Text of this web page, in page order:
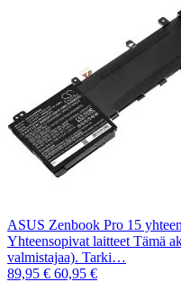
ASUS Zenbook Pro 15
Yhteensopivat laitteet Tämä
valmistajaa). Tarki…
89,95 € 60,95 €